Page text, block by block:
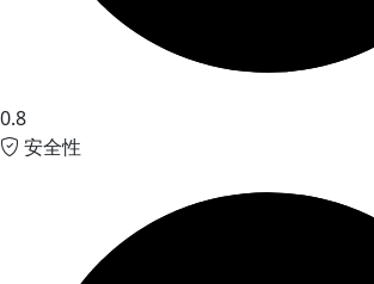
0.8
安全性